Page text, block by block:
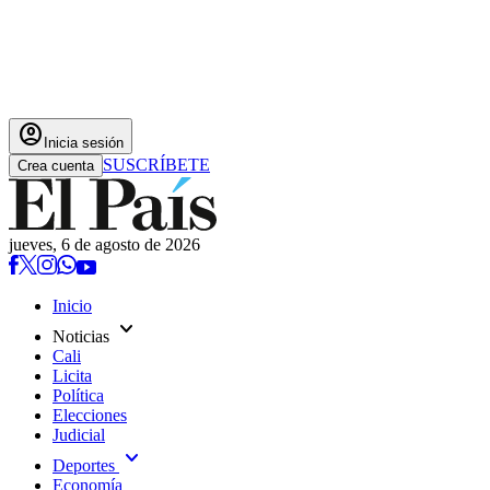
account_circle Inicia sesión
Crea cuenta SUSCRÍBETE
jueves, 6 de agosto de 2026
Inicio
Noticias expand_more
Cali
Licita
Política
Elecciones
Judicial
Deportes expand_more
Economía